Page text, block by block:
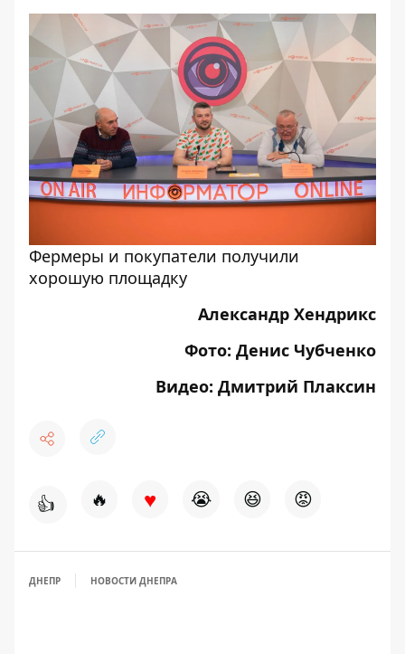
Фермеры и покупатели получили
хорошую площадку
Александр Хендрикс
Фото: Денис Чубченко
Видео: Дмитрий Плаксин
👍 🔥 ♥ 😭 😆 😡
ДНЕПР НОВОСТИ ДНЕПРА